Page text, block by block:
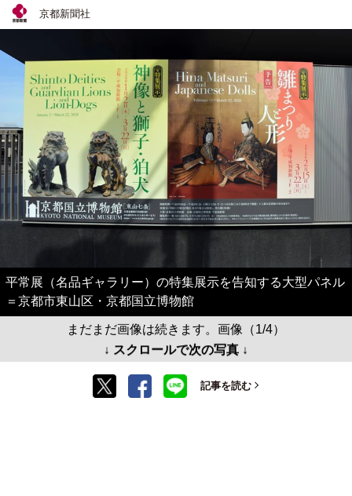
京都新聞社
平常展（名品ギャラリー）の特集展示を告知する大型パネル
＝京都市東山区・京都国立博物館
まだまだ画像は続きます。画像（1/4）
↓ スクロールで次の写真 ↓
記事を読む